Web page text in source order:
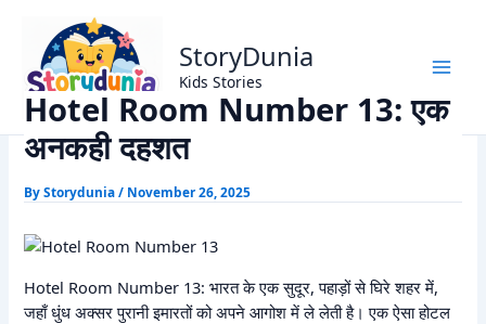
content
StoryDunia
Kids Stories
Home
Horror Story
Hotel Room Number 13: एक अनकही दहशत
Hotel Room Number 13: एक
अनकही दहशत
ByStorydunia/ November 26, 2025
Hotel Room Number 13: भारत के एक सुदूर, पहाड़ों से घिरे शहर में,
जहाँ धुंध अक्सर पुरानी इमारतों को अपने आगोश में ले लेती है। एक ऐसा होटल